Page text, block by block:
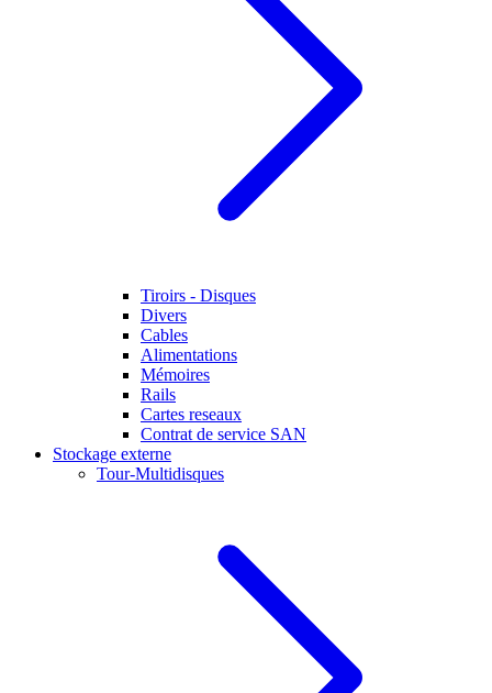
Tiroirs - Disques
Divers
Cables
Alimentations
Mémoires
Rails
Cartes reseaux
Contrat de service SAN
Stockage externe
Tour-Multidisques